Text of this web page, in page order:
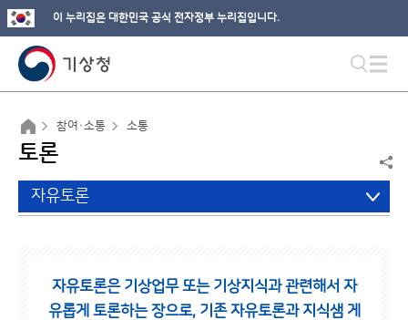
이 누리집은 대한민국 공식 전자정부 누리집입니다.
참여·소통 소통
토론
자유토론
자유토론은 기상업무 또는 기상지식과 관련해서 자
유롭게 토론하는 장으로, 기존 자유토론과 지식샘 게